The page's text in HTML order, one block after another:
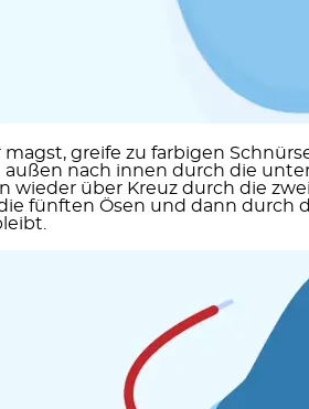
magst, greife zu farbigen
nach innen durch die
wieder über Kreuz durch die
fünften Ösen und dann durch